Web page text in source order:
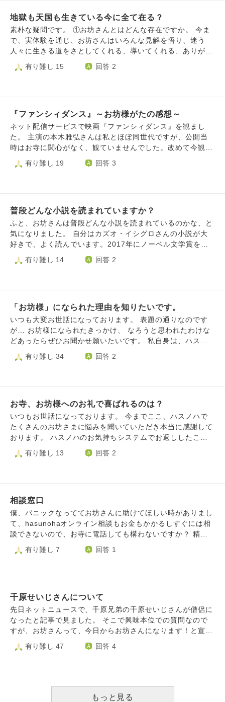
地獄も天国も生きている今に全て在る？
素朴な疑問です。 ①お坊さんとはどんな存在ですか。 今ま
で、実体験を通じ、お坊さんはいろんな見解を悟り、迷う
人々に生きる道をさとしてくれる、導いてくれる、ありがた
い存在だと思ってきました。SNSで『お坊さんだから、精神
病のひとの気持ちはわからない、逆に教えてほしい』のよう
した。 ②上記のやりとりをしてる一般の方の質問が興味深か
ったので、おききしたいです。うろ覚えですが、 『感じて
いることこそ生きていると言うことだと思っている。地獄も
苦しさ痛さ熱さを感じる、なら生き続けているということで
だったと思います。『地獄も天国も生きている今に全て在
有り難し 15 回答 2
『ファンシィダンス』～お坊様がたの感想～
ネット配信サービスで映画『ファンシィダンス』を観まし
た。 主演の本木雅弘さんは私とほぼ同世代ですが、公開当
時はお寺に関心がなく、観ていませんでした。改めて今観る
と、とてもコミカルで楽しい作品で、「もっと早く観ておけ
ばよかった」と思いました。（当時のバブル時代の雰囲気も
こに共感した」 「ここは現実ではあり得ない」 「自分の時
はもっとツワモノがいた」 「私はこんな失敗をやらかし
た」 ……などなど。 宗派や時代は問いません。皆さまのリ
アルなお話を楽しみにしています。
有り難し 19 回答 3
普段どんな小説を読まれていますか？
ふと、お坊さんは普段どんな小説を読まれているのかな、と
気になりました。 自分はカズオ・イシグロさんの小説が大
好きで、よく読んでいます。2017年にノーベル文学賞を受
賞された方です。日本に住んでいたのですが父親の仕事の関
係で５歳のときに渡英された方で、20代のときにイギリス国
は９作品しかありません。 【全作品一言あらすじ】 ①『遠
い山なみの光』（A Pale View of Hills, 1982） 戦後長崎
時代を回顧するイギリス在住の日本人主人公 ②『浮世の画
家』（An Artist of the Floating World, 1986） 戦中にプ
mains of the Day, 1989） ある貴族の過ちを老執事が語
を突き止めるために探偵になった主人公 ⑥『わたしを離さ
ないで』（Never Let Me Go, 2005） 特殊な事情を抱え
た子供たちの成長譚 ⑦『夜想曲集』（Nocturnes, 2009）
音楽と夕暮れをめぐる五つの短編 ⑧『忘れられた巨人』
に出る老夫婦 ⑨『クララとお日さま』（Klara and the Su
内容なのかをお教えくださると嬉しいです。 お忙しいとこ
ろ恐縮ですが、ご回答くださると幸いに思います。ここまで
読んでくださり、ありがとうございました。
有り難し 14 回答 2
「お坊様」になられた理由を知りたいです。
いつも大変お世話になっております。 表題の通りなのです
が… お坊様になられたきっかけ、 なろうと思われたわけな
どあったらぜひお聞かせ願いたいです。 私自身は、ハスノ
ハをキッカケに仏教に非常に関心がありますが、 お恥ずか
しいことに厳しいだろう修行を乗り越えられる自信が全くあ
有り難し 34 回答 2
お寺、お坊様へのお礼で喜ばれるのは？
いつもお世話になっております。 今までここ、ハスノハで
たくさんのお坊さまに悩みを聞いていただき本当に感謝して
おります。 ハスノハのお気持ちシステムでお返ししたこと
もありますが、まだまだお礼できておらず、いつか助けてい
ただいたお坊さま方のお寺に伺って直接お礼させていただき
ことだったのでお参りに多めにお金を入れました。 そこで
お聞きしたいのですが。 わたしは所謂、門徒さんや檀家と
いうものにはなっておらず、特に決まったお寺だけにお世話
になっているというわけではありません。 いつかハスノハ
お寺にも、お礼の気持ちを伝えるのはどのようにするのがベ
かよろしくお願いいたします。
有り難し 13 回答 2
相談窓口
僕、パニックなっててお坊さんに助けてほしい時がありまし
て、hasunohaオンライン相談もお金もかかるしすぐには相
談できないので、お寺に電話しても構わないですか？ 精神
的に不安定が続いてて寂しい時や緊急の相談窓口教えてくだ
さい。
有り難し 7 回答 1
千原せいじさんについて
先日ネットニュースで、千原兄弟の千原せいじさんが僧侶に
なったと記事で見ました。 そこで興味本位での質問なので
すが、お坊さんって、今日からお坊さんになります！と宣言
したら、お坊さんになれるものなのでしょうか？ ある程度
の修行などをしないと、お坊さんと名乗れないのでしょう
有り難し 47 回答 4
もっと見る